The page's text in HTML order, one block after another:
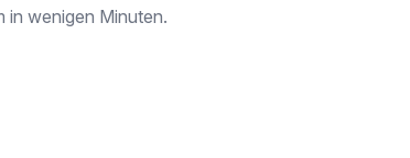
in wenigen Minuten.